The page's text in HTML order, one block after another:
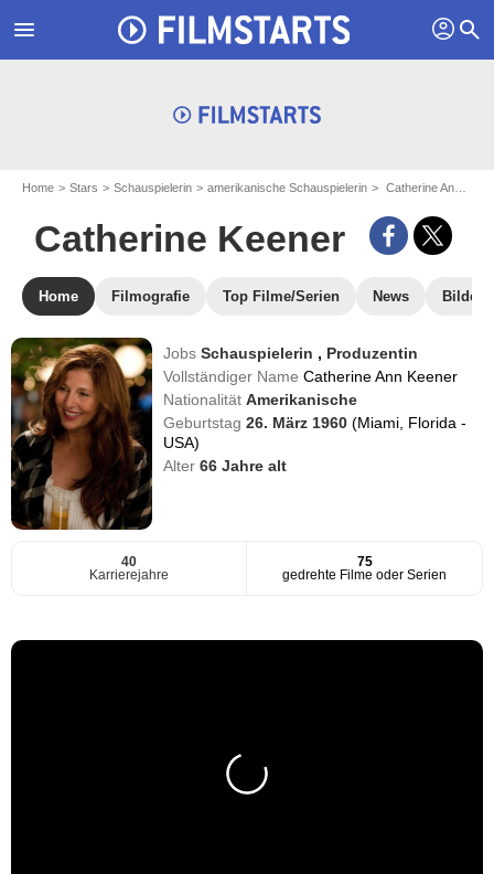
menu profil search
Home Stars Schauspielerin amerikanische Schauspielerin Catherine Ann Keener - aka : Catherine Keener
Catherine Keener
Home Filmografie Top Filme/Serien News Bilder
JobsSchauspielerin , Produzentin
Vollständiger NameCatherine Ann Keener
NationalitätAmerikanische
Geburtstag26. März 1960(Miami, Florida -
USA)
Alter66 Jahre alt
40
Karrierejahre
75
gedrehte Filme oder Serien